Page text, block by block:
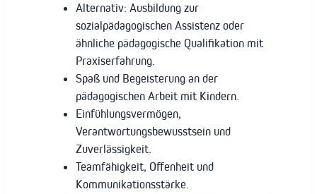
Alternativ: Ausbildung zur
sozialpädagogischen Assistenz oder
ähnliche pädagogische Qualifikation mit
Praxiserfahrung.
Spaß und Begeisterung an der
pädagogischen Arbeit mit Kindern.
Einfühlungsvermögen,
Verantwortungsbewusstsein und
Zuverlässigkeit.
Teamfähigkeit, Offenheit und
Kommunikationsstärke.